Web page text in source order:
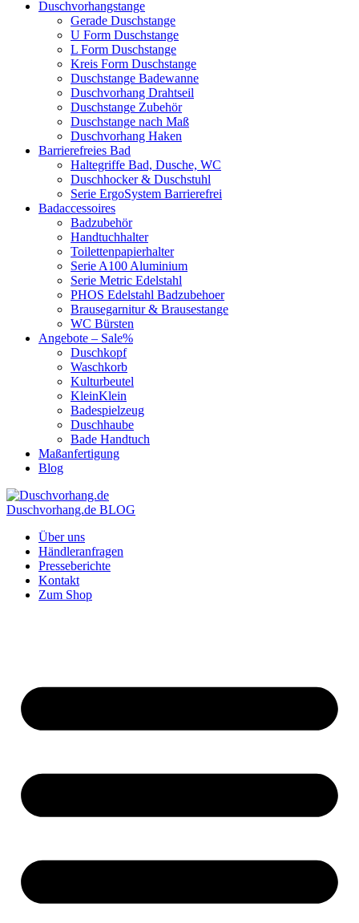
Duschvorhangstange
Gerade Duschstange
U Form Duschstange
L Form Duschstange
Kreis Form Duschstange
Duschstange Badewanne
Duschvorhang Drahtseil
Duschstange Zubehör
Duschstange nach Maß
Duschvorhang Haken
Barrierefreies Bad
Haltegriffe Bad, Dusche, WC
Duschhocker & Duschstuhl
Serie ErgoSystem Barrierefrei
Badaccessoires
Badzubehör
Handtuchhalter
Toilettenpapierhalter
Serie A100 Aluminium
Serie Metric Edelstahl
PHOS Edelstahl Badzubehoer
Brausegarnitur & Brausestange
WC Bürsten
Angebote – Sale%
Duschkopf
Waschkorb
Kulturbeutel
KleinKlein
Badespielzeug
Duschhaube
Bade Handtuch
Maßanfertigung
Blog
Duschvorhang.de BLOG
Über uns
Händleranfragen
Presseberichte
Kontakt
Zum Shop